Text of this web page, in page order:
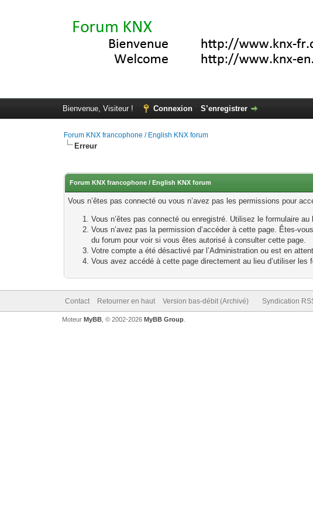
Bienvenue, Visiteur ! Connexion S’enregistrer
Forum KNX francophone / English KNX forum
Erreur
Forum KNX francophone / English KNX forum
Vous n’êtes pas connecté ou vous n’avez pas les permissions pour
Vous n’êtes pas connecté ou enregistré. Utilisez le formulaire
Vous n’avez pas la permission d’accéder à cette page. Êtes-
du forum pour voir si vous êtes autorisé à consulter cette page.
Votre compte a été désactivé par l’Administration ou est en
Vous avez accédé à cette page directement au lieu d’utiliser les
Contact Retourner en haut Version bas-débit (Archivé) Syndication
Moteur MyBB, © 2002-2026 MyBB Group.